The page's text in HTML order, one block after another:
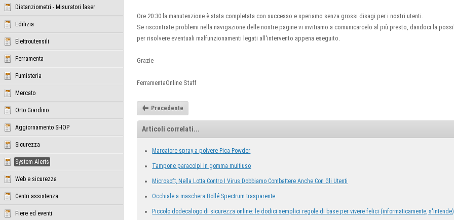
Distanziometri - Misuratori laser
Edilizia
Elettroutensili
Ferramenta
Fumisteria
Mercato
Orto Giardino
Aggiornamento SHOP
Sicurezza
System Alerts
Web e sicurezza
Centri assistenza
Fiere ed eventi
Ore 20:30 la manutenzione è stata completata con successo e speriamo senza grossi disagi per i nostri utenti.
Se riscontrate problemi nella navigazione delle nostre pagine vi invitiamo a comunicarcelo al più presto, dandoci la
per risolvere eventuali malfunzionamenti legati all'intervento appena eseguito.
Grazie
FerramentaOnline Staff
Precedente
Articoli correlati...
Marcatore spray a polvere Pica Powder
Tampone paracolpi in gomma multiuso
Microsoft, Nella Lotta Contro I Virus Dobbiamo Combattere Anche Con Gli Utenti
Occhiale a maschera Bollé Spectrum trasparente
Piccolo dodecalogo di sicurezza online: le dodici semplici regole di base per vivere felici (informaticamente, s'intende)